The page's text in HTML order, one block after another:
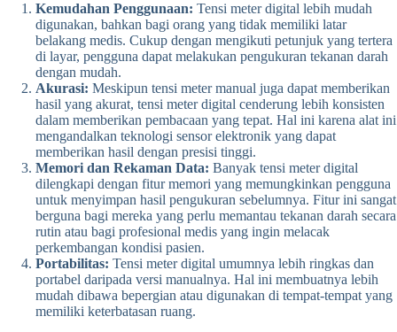
Kemudahan Penggunaan: Tensi meter digital lebih mudah
digunakan, bahkan bagi orang yang tidak memiliki latar
belakang medis. Cukup dengan mengikuti petunjuk yang tertera
di layar, pengguna dapat melakukan pengukuran tekanan darah
dengan mudah.
Akurasi: Meskipun tensi meter manual juga dapat memberikan
hasil yang akurat, tensi meter digital cenderung lebih konsisten
dalam memberikan pembacaan yang tepat. Hal ini karena alat ini
mengandalkan teknologi sensor elektronik yang dapat
memberikan hasil dengan presisi tinggi.
Memori dan Rekaman Data: Banyak tensi meter digital
dilengkapi dengan fitur memori yang memungkinkan pengguna
untuk menyimpan hasil pengukuran sebelumnya. Fitur ini sangat
berguna bagi mereka yang perlu memantau tekanan darah secara
rutin atau bagi profesional medis yang ingin melacak
perkembangan kondisi pasien.
Portabilitas: Tensi meter digital umumnya lebih ringkas dan
portabel daripada versi manualnya. Hal ini membuatnya lebih
mudah dibawa bepergian atau digunakan di tempat-tempat yang
memiliki keterbatasan ruang.